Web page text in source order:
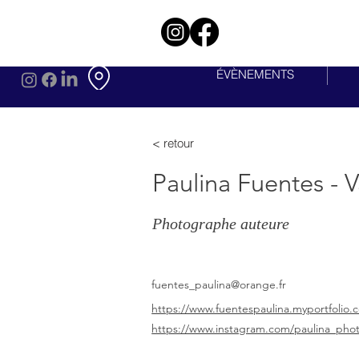
ÉVÈNEMENTS
< retour
Paulina Fuentes -
Photographe auteure
fuentes_paulina@orange.fr
https://
https://www.instagram.com/